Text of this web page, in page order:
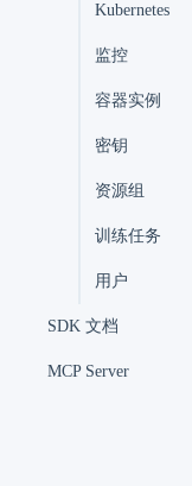
Kubernetes
监控
容器实例
密钥
资源组
训练任务
用户
SDK 文档
MCP Server